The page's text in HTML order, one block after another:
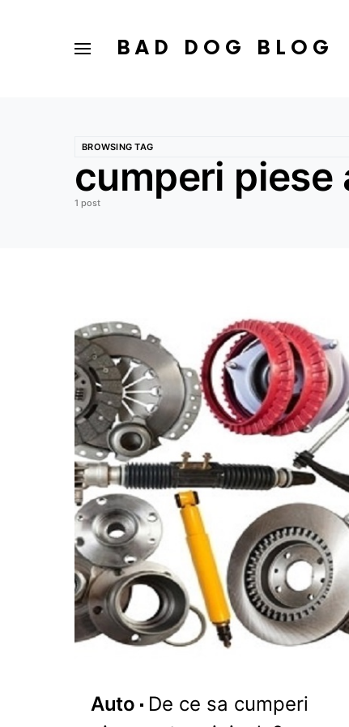
BAD DOG BLOG
BROWSING TAG
cumperi piese
1 post
Auto
De ce sa cumperi